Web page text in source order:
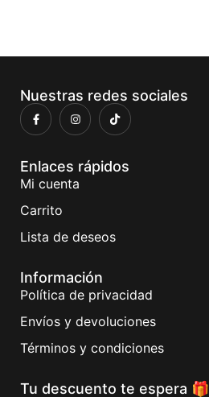
Nuestras redes sociales
Enlaces rápidos
Mi cuenta
Carrito
Lista de deseos
Información
Política de privacidad
Envíos y devoluciones
Términos y condiciones
Tu descuento te espera 🎁